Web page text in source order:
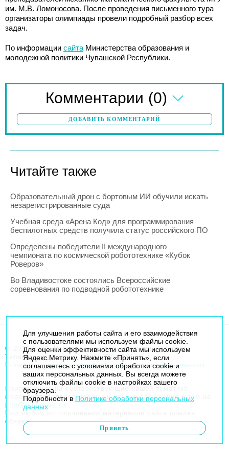
им. М.В. Ломоносова. После проведения письменного тура
организаторы олимпиады провели подробный разбор всех
задач.
По информации сайта Министерства образования и
молодежной политики Чувашской Республики.
Комментарии (0)
ДОБАВИТЬ КОММЕНТАРИЙ
Читайте также
Образовательный дрон с бортовым ИИ обучили искать
незарегистрированные суда
Учебная среда «Арена Код» для программирования
беспилотных средств получила статус российского ПО
Определены победители II международного
чемпионата по космической робототехнике «Кубок
Роверов»
Во Владивостоке состоялись Всероссийские
соревнования по подводной робототехнике
© 2014-2026. Robogeek.ru - проект группы “Текарт”.
Телефон редакции+7(495) 790-7591
Политика в отношении обработки персональных данных
Приглашения на соответствующие нашей тематике
мероприятия, пресс-релизы и другие сообщения ждем на
info@robogeek.ru
При любом использовании материалов сайта ссылка
обязательна.
Для улучшения работы сайта и его взаимодействия
с пользователями мы используем файлы cookie.
Для оценки эффективности сайта мы используем
Яндекс.Метрику. Нажмите «Принять», если
соглашаетесь с условиями обработки cookie и
ваших персональных данных. Вы всегда можете
отключить файлы cookie в настройках вашего
браузера.
Подробности в Политике обработки персональных
данных
Принять